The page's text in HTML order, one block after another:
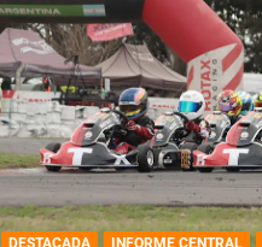
DESTACADA INFORME CENTRAL